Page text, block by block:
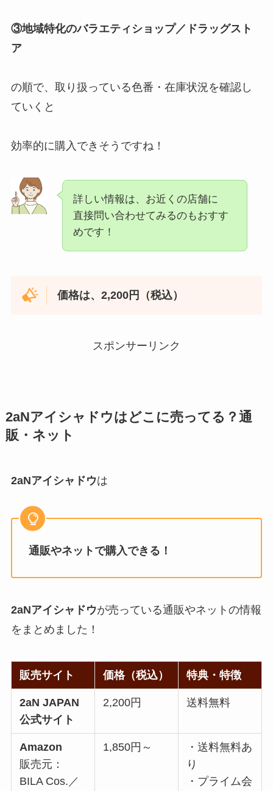
③地域特化のバラエティショップ／ドラッグスト
ア
の順で、取り扱っている色番・在庫状況を確認し
ていくと
効率的に購入できそうですね！
詳しい情報は、お近くの店舗に
直接問い合わせてみるのもおすす
めです！
価格は、2,200円（税込）
スポンサーリンク
2aNアイシャドウはどこに売ってる？通
販・ネット
2aNアイシャドウは
通販やネットで購入できる！
2aNアイシャドウが売っている通販やネットの情報
をまとめました！
販売サイト 価格（税込） 特典・特徴
2aN JAPAN
公式サイト
2,200円 送料無料
Amazon
販売元：
BILA Cos.／
1,850円～
・送料無料あ
り
・プライム会